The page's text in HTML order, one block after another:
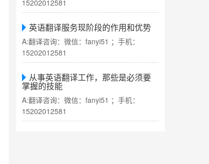
15202012581
英语翻译服务现阶段的作用和优势
A:翻译咨询：微信：fanyi51 ；手机：
15202012581
从事英语翻译工作，那些是必须要
掌握的技能
A:翻译咨询：微信：fanyi51 ；手机：
15202012581